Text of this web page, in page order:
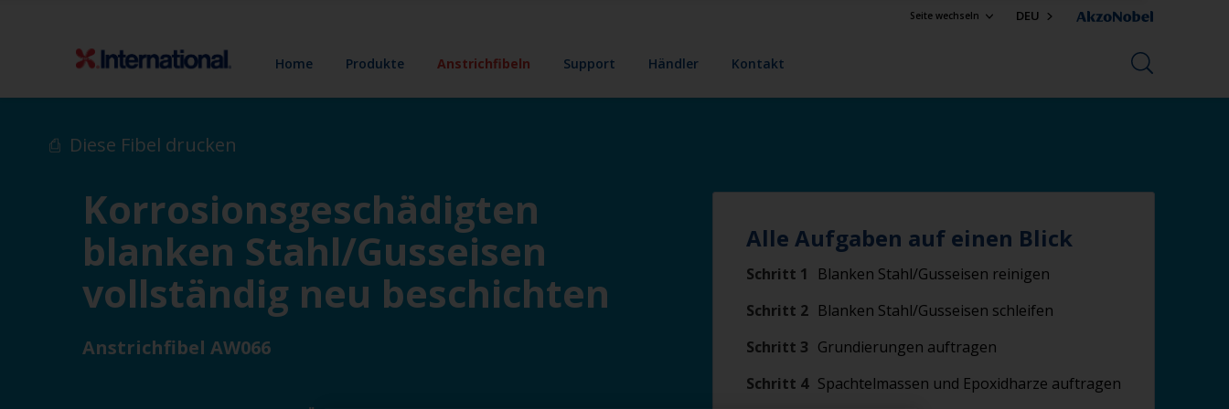
Seite wechseln DEU
Home Produkte Anstrichfibeln Support Händler Kontakt
Diese Fibel drucken
Korrosionsgeschädigten
blanken Stahl/Gusseisen
vollständig neu beschichten
Anstrichfibel AW066
Alle Aufgaben auf einen Blick
Schritt 1
Blanken Stahl/Gusseisen reinigen
Schritt 2 Blanken Stahl/Gusseisen schleifen
Schritt 3 Grundierungen auftragen
Schritt 4 Spachtelmassen und Epoxidharze auftragen